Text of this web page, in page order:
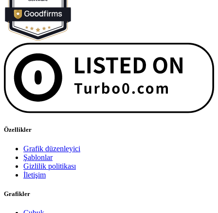
Özellikler
Grafik düzenleyici
Şablonlar
Gizlilik politikası
İletişim
Grafikler